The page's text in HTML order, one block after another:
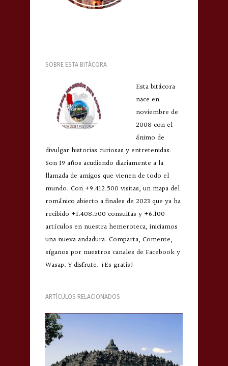
SOBRE ESTA BITÁCORA
Esta bitácora
nace en
noviembre de
2008 con el
ánimo de
divulgar historias curiosas y entretenidas.
Son 19 años acudiendo diariamente a la
llamada de amigos que vienen de todo el
mundo. Con +9.412.500 visitas, un mapa del
románico abierto a finales de 2023 que ya ha
recibido +1.408.500 consultas y +6.100
artículos en nuestra hemeroteca, iniciamos
una nueva andadura. Comparta, Comente,
síganos por nuestros canales de Facebook y
Wasap. Y disfrute. ¡Es gratis!
ARTÍCULOS RELACIONADOS